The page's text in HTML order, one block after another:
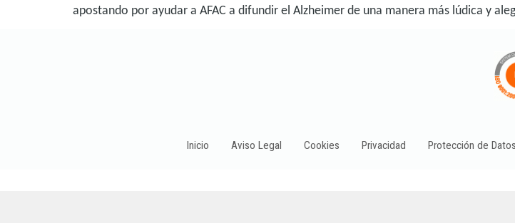
apostando por ayudar a AFAC a difundir el Alzheimer de una manera más lúdica y
Inicio Aviso Legal Cookies Privacidad Protección de